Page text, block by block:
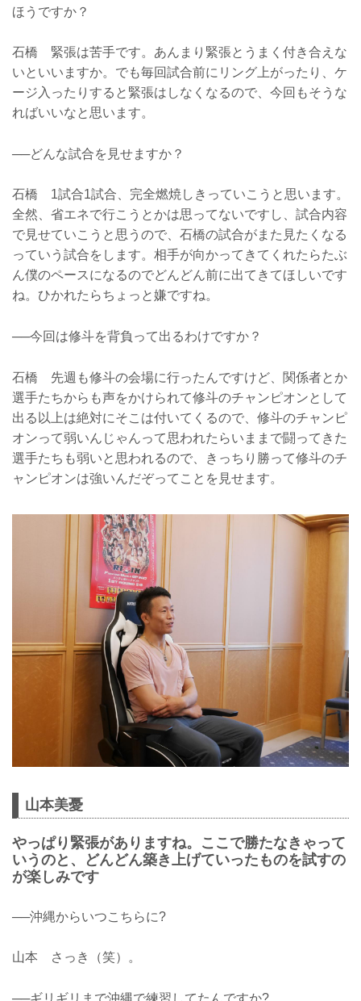
ほうですか？
石橋 緊張は苦手です。あんまり緊張とうまく付き合えな
いといいますか。でも毎回試合前にリング上がったり、ケ
ージ入ったりすると緊張はしなくなるので、今回もそうな
ればいいなと思います。
──どんな試合を見せますか？
石橋 1試合1試合、完全燃焼しきっていこうと思います。
全然、省エネで行こうとかは思ってないですし、試合内容
で見せていこうと思うので、石橋の試合がまた見たくなる
っていう試合をします。相手が向かってきてくれたらたぶ
ん僕のペースになるのでどんどん前に出てきてほしいです
ね。ひかれたらちょっと嫌ですね。
──今回は修斗を背負って出るわけですか？
石橋 先週も修斗の会場に行ったんですけど、関係者とか
選手たちからも声をかけられて修斗のチャンピオンとして
出る以上は絶対にそこは付いてくるので、修斗のチャンピ
オンって弱いんじゃんって思われたらいままで闘ってきた
選手たちも弱いと思われるので、きっちり勝って修斗のチ
ャンピオンは強いんだぞってことを見せます。
山本美憂
やっぱり緊張がありますね。ここで勝たなきゃって
いうのと、どんどん築き上げていったものを試すの
が楽しみです
──沖縄からいつこちらに?
山本 さっき（笑）。
──ギリギリまで沖縄で練習してたんですか?